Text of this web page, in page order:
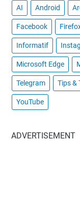
AI Android
Facebook
Informatif
Microsoft Edge
Telegram Tips &
YouTube
ADVERTISEMENT